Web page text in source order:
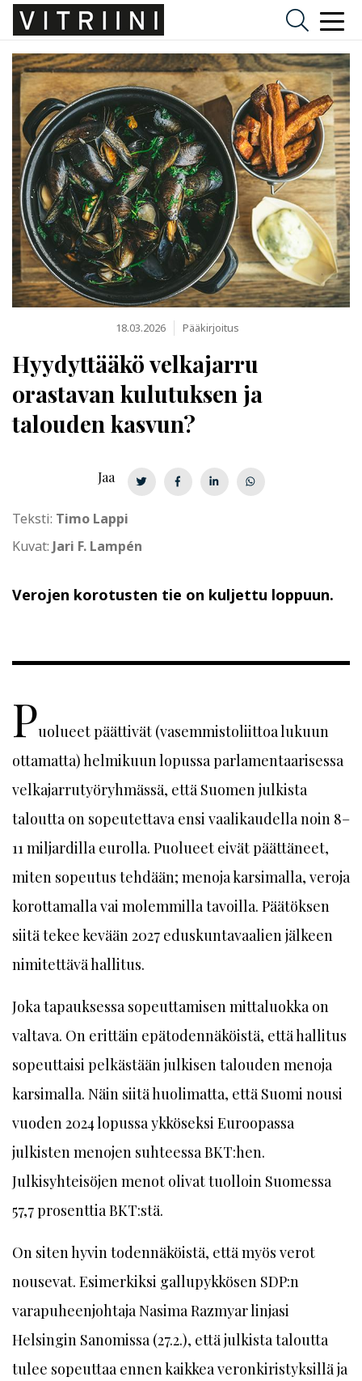
18.03.2026 Pääkirjoitus
Hyydyttääkö velkajarru
orastavan kulutuksen ja
talouden kasvun?
Teksti: Timo Lappi
Kuvat: Jari F. Lampén
Verojen korotusten tie on kuljettu loppuun.
Jaa
Puolueet päättivät (vasemmistoliittoa lukuun
ottamatta) helmikuun lopussa parlamentaarisessa
velkajarrutyöryhmässä, että Suomen julkista
taloutta on sopeutettava ensi vaalikaudella noin 8–
11 miljardilla eurolla. Puolueet eivät päättäneet,
miten sopeutus tehdään; menoja karsimalla, veroja
korottamalla vai molemmilla tavoilla. Päätöksen
siitä tekee kevään 2027 eduskuntavaalien jälkeen
nimitettävä hallitus.
Joka tapauksessa sopeuttamisen mittaluokka on
valtava. On erittäin epätodennäköistä, että hallitus
sopeuttaisi pelkästään julkisen talouden menoja
karsimalla. Näin siitä huolimatta, että Suomi nousi
vuoden 2024 lopussa ykköseksi Euroopassa
julkisten menojen suhteessa BKT:hen.
Julkisyhteisöjen menot olivat tuolloin Suomessa
57,7 prosenttia BKT:stä.
On siten hyvin todennäköistä, että myös verot
nousevat. Esimerkiksi gallupykkösen SDP:n
varapuheenjohtaja Nasima Razmyar linjasi
Helsingin Sanomissa (27.2.), että julkista taloutta
tulee sopeuttaa ennen kaikkea veronkiristyksillä ja